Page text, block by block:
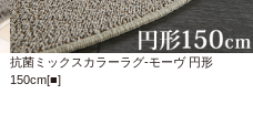
抗菌ミックスカラーラグ-モーヴ 円形
150cm[■]